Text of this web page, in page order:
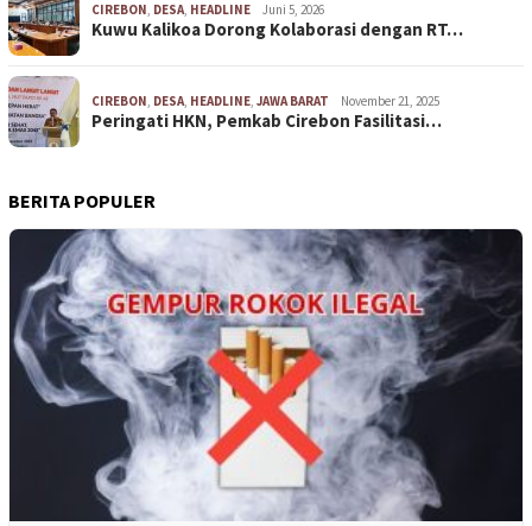
CIREBON, DESA, HEADLINE Juni 5, 2026
Kuwu Kalikoa Dorong Kolaborasi dengan RT…
CIREBON, DESA, HEADLINE, JAWA BARAT November 21, 2025
Peringati HKN, Pemkab Cirebon Fasilitasi…
BERITA POPULER